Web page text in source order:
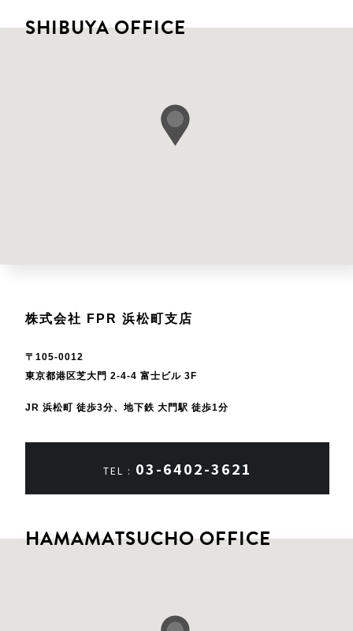
SHIBUYA OFFICE
株式会社 FPR 浜松町支店
〒105-0012
東京都港区芝大門 2-4-4 富士ビル 3F
JR 浜松町 徒歩3分、地下鉄 大門駅 徒歩1分
TEL : 03-6402-3621
HAMAMATSUCHO OFFICE